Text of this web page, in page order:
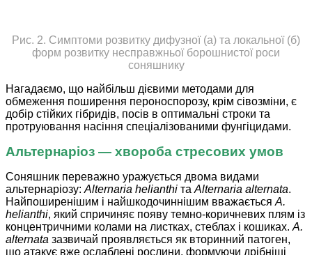
Рис. 2. Симптоми розвитку дифузної (а) та локальної (б)
форм розвитку несправжньої борошнистої роси
соняшнику
Нагадаємо, що найбільш дієвими методами для
обмеження поширення пероноспорозу, крім сівозміни, є
добір стійких гібридів, посів в оптимальні строки та
протруювання насіння спеціалізованими фунгіцидами.
Альтернаріоз — хвороба стресових умов
Соняшник переважно уражується двома видами
альтернаріозу: Alternaria helianthi та Alternaria alternata.
Найпоширенішим і найшкодочиннішим вважається A.
helianthi, який спричиняє появу темно-коричневих плям із
концентричними колами на листках, стеблах і кошиках. A.
alternata зазвичай проявляється як вторинний патоген,
що атакує вже ослаблені рослини, формуючи дрібніші